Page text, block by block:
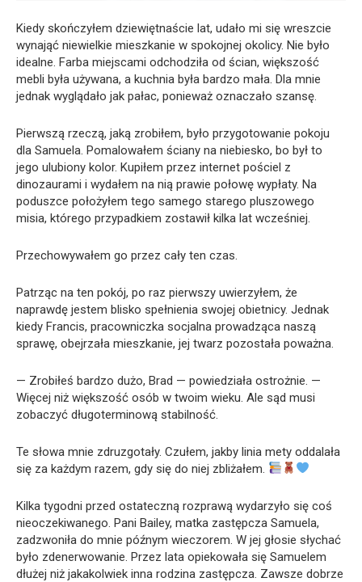
Kiedy skończyłem dziewiętnaście lat, udało mi się wreszcie
wynająć niewielkie mieszkanie w spokojnej okolicy. Nie było
idealne. Farba miejscami odchodziła od ścian, większość
mebli była używana, a kuchnia była bardzo mała. Dla mnie
jednak wyglądało jak pałac, ponieważ oznaczało szansę.
Pierwszą rzeczą, jaką zrobiłem, było przygotowanie pokoju
dla Samuela. Pomalowałem ściany na niebiesko, bo był to
jego ulubiony kolor. Kupiłem przez internet pościel z
dinozaurami i wydałem na nią prawie połowę wypłaty. Na
poduszce położyłem tego samego starego pluszowego
misia, którego przypadkiem zostawił kilka lat wcześniej.
Przechowywałem go przez cały ten czas.
Patrząc na ten pokój, po raz pierwszy uwierzyłem, że
naprawdę jestem blisko spełnienia swojej obietnicy. Jednak
kiedy Francis, pracowniczka socjalna prowadząca naszą
sprawę, obejrzała mieszkanie, jej twarz pozostała poważna.
— Zrobiłeś bardzo dużo, Brad — powiedziała ostrożnie. —
Więcej niż większość osób w twoim wieku. Ale sąd musi
zobaczyć długoterminową stabilność.
Te słowa mnie zdruzgotały. Czułem, jakby linia mety oddalała
się za każdym razem, gdy się do niej zbliżałem.
Kilka tygodni przed ostateczną rozprawą wydarzyło się coś
nieoczekiwanego. Pani Bailey, matka zastępcza Samuela,
zadzwoniła do mnie późnym wieczorem. W jej głosie słychać
było zdenerwowanie. Przez lata opiekowała się Samuelem
dłużej niż jakakolwiek inna rodzina zastępcza. Zawsze dobrze